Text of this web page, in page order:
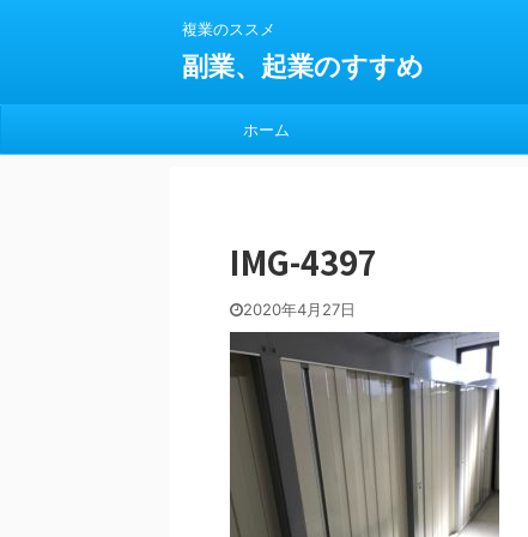
複業のススメ
副業、起業のすすめ
ホーム
IMG-4397
2020年4月27日